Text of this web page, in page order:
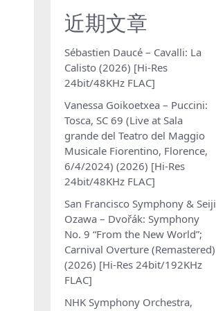
近期文章
Sébastien Daucé – Cavalli: La
Calisto (2026) [Hi-Res
24bit/48KHz FLAC]
Vanessa Goikoetxea – Puccini:
Tosca, SC 69 (Live at Sala
grande del Teatro del Maggio
Musicale Fiorentino, Florence,
6/4/2024) (2026) [Hi-Res
24bit/48KHz FLAC]
San Francisco Symphony & Seiji
Ozawa – Dvořák: Symphony
No. 9 “From the New World”;
Carnival Overture (Remastered)
(2026) [Hi-Res 24bit/192KHz
FLAC]
NHK Symphony Orchestra,